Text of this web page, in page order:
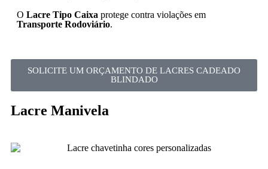
O Lacre Tipo Caixa protege contra violações em
Transporte Rodoviário.
SOLICITE UM ORÇAMENTO DE LACRES CADEADO
BLINDADO
Lacre Manivela